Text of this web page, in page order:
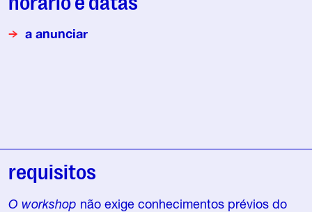
a anunciar
requisitos
O workshop não exige conhecimentos prévios do